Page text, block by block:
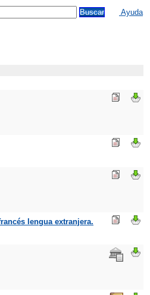
Ayuda
lengua extranjera.